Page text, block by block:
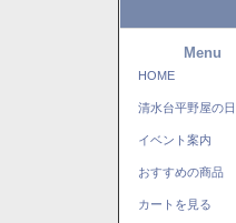
Menu
HOME
清水台平野屋の日
イベント案内
おすすめの商品
カートを見る